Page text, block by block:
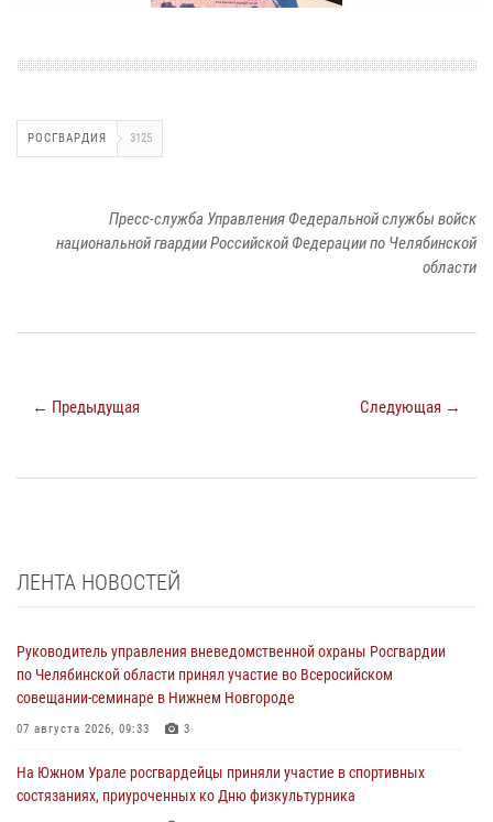
РОСГВАРДИЯ 3125
Пресс-служба Управления Федеральной службы войск
национальной гвардии Российской Федерации по Челябинской
области
← Предыдущая Следующая →
ЛЕНТА НОВОСТЕЙ
Руководитель управления вневедомственной охраны Росгвардии
по Челябинской области принял участие во Всеросийском
совещании-семинаре в Нижнем Новгороде
07 августа 2026, 09:33 3
На Южном Урале росгвардейцы приняли участие в спортивных
состязаниях, приуроченных ко Дню физкультурника